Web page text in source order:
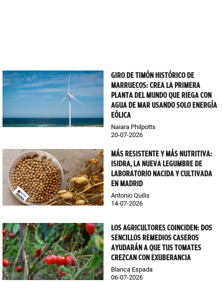
GIRO DE TIMÓN HISTÓRICO DE
MARRUECOS: CREA LA PRIMERA
PLANTA DEL MUNDO QUE RIEGA CON
AGUA DE MAR USANDO SOLO ENERGÍA
EÓLICA
Naiara Philpotts
20-07-2026
MÁS RESISTENTE Y MÁS NUTRITIVA:
ISIDRA, LA NUEVA LEGUMBRE DE
LABORATORIO NACIDA Y CULTIVADA
EN MADRID
Antonio Quilis
14-07-2026
LOS AGRICULTORES COINCIDEN: DOS
SENCILLOS REMEDIOS CASEROS
AYUDARÁN A QUE TUS TOMATES
CREZCAN CON EXUBERANCIA
Blanca Espada
06-07-2026